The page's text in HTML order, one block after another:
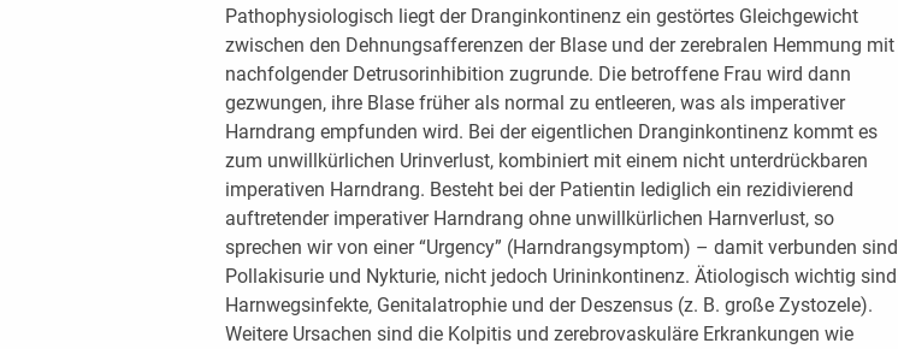
Pathophysiologisch liegt der Dranginkontinenz ein gestörtes Gleichgewicht
zwischen den Dehnungsafferenzen der Blase und der zerebralen Hemmung mit
nachfolgender Detrusorinhibition zugrunde. Die betroffene Frau wird dann
gezwungen, ihre Blase früher als normal zu entleeren, was als imperativer
Harndrang empfunden wird. Bei der eigentlichen Dranginkontinenz kommt es
zum unwillkürlichen Urinverlust, kombiniert mit einem nicht unterdrückbaren
imperativen Harndrang. Besteht bei der Patientin lediglich ein rezidivierend
auftretender imperativer Harndrang ohne unwillkürlichen Harnverlust, so
sprechen wir von einer “Urgency” (Harndrangsymptom) – damit verbunden sind
Pollakisurie und Nykturie, nicht jedoch Urininkontinenz. Ätiologisch wichtig sind
Harnwegsinfekte, Genitalatrophie und der Deszensus (z. B. große Zystozele).
Weitere Ursachen sind die Kolpitis und zerebrovaskuläre Erkrankungen wie